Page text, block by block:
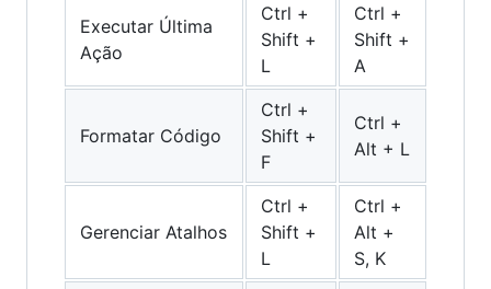
Executar Última
Ação
Ctrl +
Shift +
L
Ctrl +
Shift +
A
Formatar Código
Ctrl +
Shift +
F
Ctrl +
Alt + L
Gerenciar Atalhos
Ctrl +
Shift +
L
Ctrl +
Alt +
S, K